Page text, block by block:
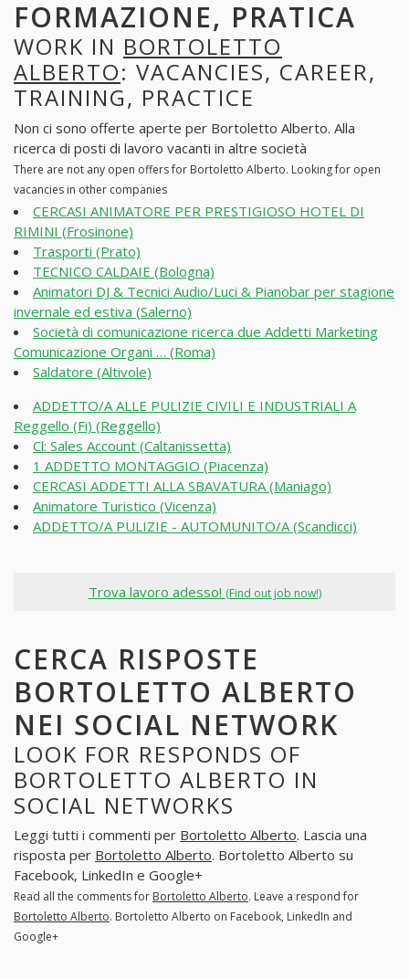
FORMAZIONE, PRATICA
WORK IN BORTOLETTO
ALBERTO: VACANCIES, CAREER,
TRAINING, PRACTICE
Non ci sono offerte aperte per Bortoletto Alberto. Alla
ricerca di posti di lavoro vacanti in altre società
There are not any open offers for Bortoletto Alberto. Looking for open
vacancies in other companies
CERCASI ANIMATORE PER PRESTIGIOSO HOTEL DI
RIMINI (Frosinone)
Trasporti (Prato)
TECNICO CALDAIE (Bologna)
Animatori DJ & Tecnici Audio/Luci & Pianobar per stagione
invernale ed estiva (Salerno)
Società di comunicazione ricerca due Addetti Marketing
Comunicazione Organi … (Roma)
Saldatore (Altivole)
ADDETTO/A ALLE PULIZIE CIVILI E INDUSTRIALI A
Reggello (Fi) (Reggello)
Cl: Sales Account (Caltanissetta)
1 ADDETTO MONTAGGIO (Piacenza)
CERCASI ADDETTI ALLA SBAVATURA (Maniago)
Animatore Turistico (Vicenza)
ADDETTO/A PULIZIE - AUTOMUNITO/A (Scandicci)
Trova lavoro adesso! (Find out job now!)
CERCA RISPOSTE
BORTOLETTO ALBERTO
NEI SOCIAL NETWORK
LOOK FOR RESPONDS OF
BORTOLETTO ALBERTO IN
SOCIAL NETWORKS
Leggi tutti i commenti per Bortoletto Alberto. Lascia una
risposta per Bortoletto Alberto. Bortoletto Alberto su
Facebook, LinkedIn e Google+
Read all the comments for Bortoletto Alberto. Leave a respond for
Bortoletto Alberto. Bortoletto Alberto on Facebook, LinkedIn and
Google+